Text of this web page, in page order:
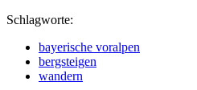
Schlagworte:
bayerische voralpen
bergsteigen
wandern